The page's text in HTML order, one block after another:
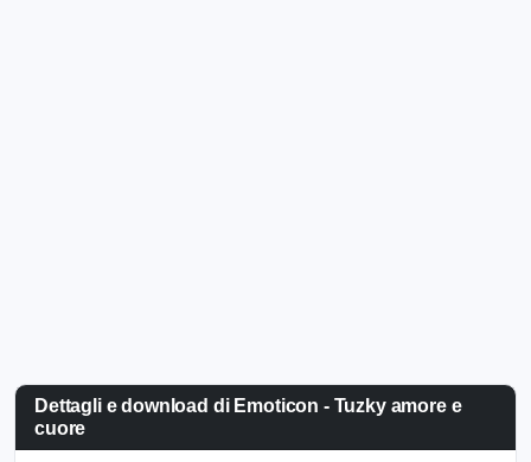
Dettagli e download di Emoticon - Tuzky amore e
cuore